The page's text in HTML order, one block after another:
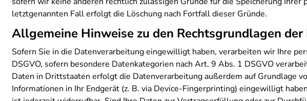
letztgenannten Fall erfolgt die Löschung nach Fortfall dieser Gründe.
Allgemeine Hinweise zu den Rechtsgrundlagen
Sofern Sie in die Datenverarbeitung eingewilligt haben, verarbeiten wir Ihre
DSGVO, sofern besondere Datenkategorien nach Art. 9 Abs. 1 DSGVO
Daten in Drittstaaten erfolgt die Datenverarbeitung außerdem auf Grundlage
Informationen in Ihr Endgerät (z. B. via Device-Fingerprinting) eingewilligt